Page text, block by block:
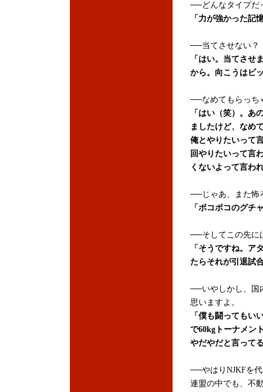
──どんなタイプだ
「力が強かった記
──当てさせない？
「はい。当てさせ
から。向こうはビ
──なめてもらっち
「はい（笑）。あ
ましたけど、なめ
俺とやりたいって
回やりたいって言
くないよって言わ
──じゃあ、また怖
「ボコボコのグチ
──そしてこの先に
「そうですね。ア
たらそれが引退試
──いやしかし、国
思いますよ。
「僕も闘ってもい
で60kgトーナメン
やだやだと言って
──やはりNJKFを
連盟の中でも、不